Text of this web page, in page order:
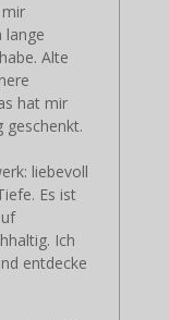
lange
Alte
hat mir
geschenkt.
liebevoll
Es ist
Ich
entdecke